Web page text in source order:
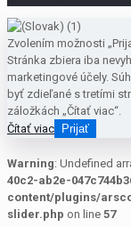
Zvolením možnosti
Stránka zbiera iba
marketingové účely.
byť zdieľané s tretími
záložkách „Čítať viac“.
Čítať viac Prijať
Warning: Undefined
40c2-ab2e-
content/plugins/
slider.php on line 57